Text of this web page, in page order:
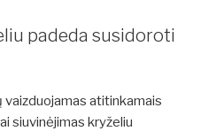
padeda susidoroti
vaizduojamas atitinkamais
siuvinėjimas kryželiu